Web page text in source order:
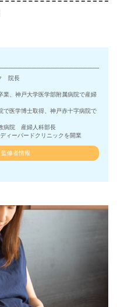
院長
、神戸大学医学部附属病院で産婦
医学博士取得、神戸赤十字病院で
病院 産婦人科部長
ィーバードクリニックを開業
監修者情報